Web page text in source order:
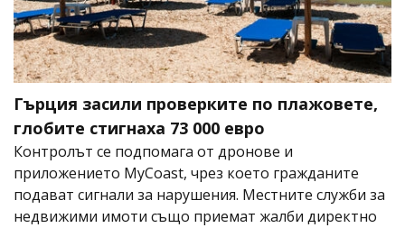
Гърция засили проверките по плажовете,
глобите стигнаха 73 000 евро
Контролът се подпомага от дронове и
приложението MyCoast, чрез което гражданите
подават сигнали за нарушения. Местните служби за
недвижими имоти също приемат жалби директно